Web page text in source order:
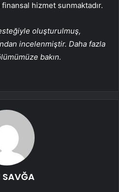
hizmet sunmaktadır.
oluşturulmuş,
incelenmiştir. Daha fazla
bakın.
SAVĞA